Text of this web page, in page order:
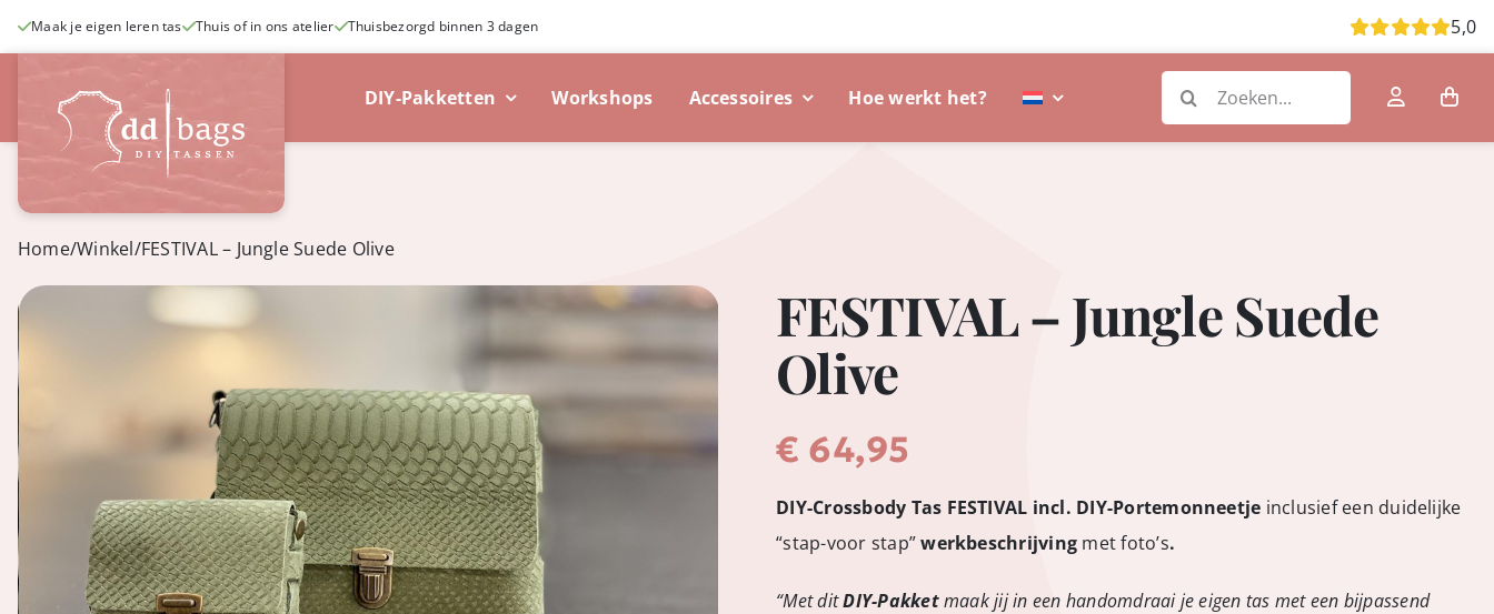
naar
Maak je eigen leren tas Thuis of in ons atelier Thuisbezorgd binnen 3 dagen 5,0
DIY-Pakketten Workshops Accessoires Hoe werkt het?
Zoeken
naar:
Home/Winkel/FESTIVAL – Jungle Suede Olive
FESTIVAL – Jungle Suede
Olive
€ 64,95
DIY-Crossbody Tas FESTIVAL incl. DIY-Portemonneetje inclusief een duidelijke
“stap-voor stap”werkbeschrijving met foto’s.
“Met ditDIY-Pakketmaak jij in een handomdraai je eigen tas met een bijpassend